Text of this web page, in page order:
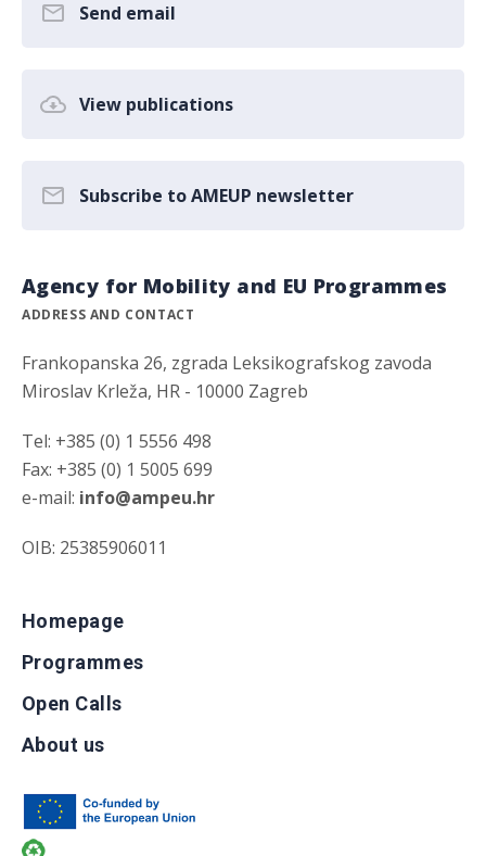
Send email
View publications
Subscribe to AMEUP newsletter
Agency for Mobility and EU Programmes
ADDRESS AND CONTACT
Frankopanska 26, zgrada Leksikografskog zavoda
Miroslav Krleža, HR - 10000 Zagreb
Tel: +385 (0) 1 5556 498
Fax: +385 (0) 1 5005 699
e-mail: info@ampeu.hr
OIB: 25385906011
Homepage
Programmes
Open Calls
About us